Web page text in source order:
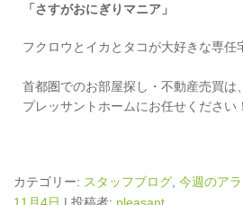
「さすがおにぎりマニア」
フクロウとイカとタコが大好きな専任
首都圏でのお部屋探し・不動産売買は
プレッサントホームにお任せください！
カテゴリー: スタッフブログ 今週のア
11月4日 | 投稿者: pleasant